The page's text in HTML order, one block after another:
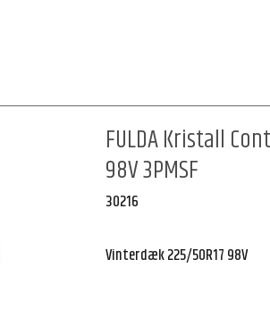
FULDA Kristall
98V 3PMSF
30216
Vinterdæk 225/50R17 98V